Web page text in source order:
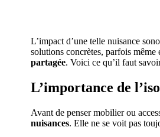
L’impact d’une telle nuisance
solutions concrètes, parfois même
partagée. Voici ce qu’il faut
L’importance de
Avant de penser mobilier ou
nuisances. Elle ne se voit pas